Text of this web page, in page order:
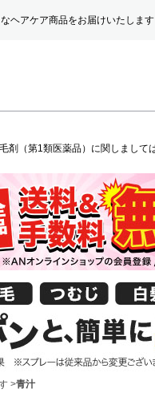
ヘアケア商品をお届けいたします
>青汁